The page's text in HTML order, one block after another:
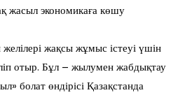
жасыл экономикаға көшу
жақсы жұмыс істеуі үшін
отыр. Бұл – жылумен жабдықтау
болат өндірісі Қазақстанда